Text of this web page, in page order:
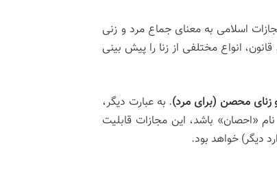
اسلامی به معنای جماع مرد و زنی
انواع مختلفی از زنا را پیش بینی
زنای محصن (برای مرد). به عبارت دیگر،
«احصان» باشد، این مجازات قابلیت
دیگر) خواهد بود.